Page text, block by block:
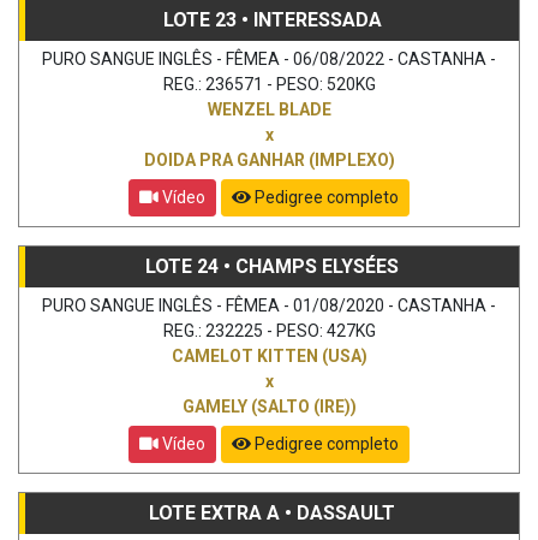
LOTE 23 • INTERESSADA
PURO SANGUE INGLÊS - FÊMEA - 06/08/2022 - CASTANHA -
REG.: 236571 - PESO: 520KG
WENZEL BLADE
x
DOIDA PRA GANHAR (IMPLEXO)
Vídeo
Pedigree completo
LOTE 24 • CHAMPS ELYSÉES
PURO SANGUE INGLÊS - FÊMEA - 01/08/2020 - CASTANHA -
REG.: 232225 - PESO: 427KG
CAMELOT KITTEN (USA)
x
GAMELY (SALTO (IRE))
Vídeo
Pedigree completo
LOTE EXTRA A • DASSAULT